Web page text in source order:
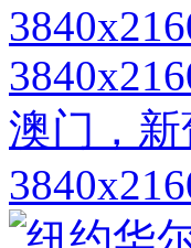
澳门，